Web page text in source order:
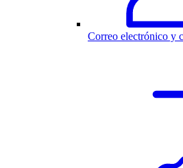
Correo electrónico y